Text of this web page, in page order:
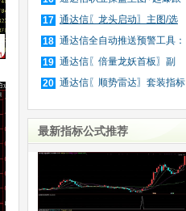
庄
17 通达信〖龙头启动〗主图/选
股
18 通达信全自动推送预警工具：
公
19 通达信〖倍量龙妖首板〗副
图/
20 通达信〖顺势雷达〗套装指标
最新指标公式推荐